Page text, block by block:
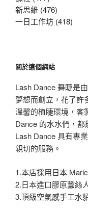
新思維 (476)
一日工作坊 (418)
關於這個網站
Lash Dance 舞睫是
夢想而創立，花了許
溫馨的植睫環境，客
Dance 的水水們，都
Lash Dance 具有專
親切的服務。
1.本店採用日本
2.日本進口膠原蠶絲
3.頂級空氣感手工水